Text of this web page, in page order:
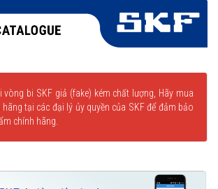
bi SKF giả (fake) kém chất lượng, Hãy mua
tại các đại lý ủy quyền của SKF để đảm bảo
chính hãng.